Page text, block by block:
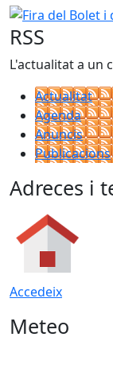
Fira del Bolet i
RSS
L'actualitat a un
Actualitat
Agenda
Anuncis
Publicacions
Adreces i
Accedeix
Meteo